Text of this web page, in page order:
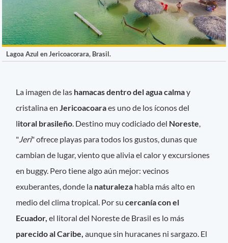
Lagoa Azul en Jericoacorara, Brasil.
La imagen de las hamacas dentro del agua calmay
cristalina en Jericoacoaraes uno de los íconos del
litoral brasileño . Destino muy codiciado del Noreste
" Jeri" ofrece playas para todos los gustos, dunas que
cambian de lugar, viento que alivia el calor y excursiones
en buggy. Pero tiene algo aún mejor: vecinos
exuberantes, donde la naturaleza habla más alto en
medio del clima tropical. Por sucercanía con el
Ecuador, el litoral del Noreste de Brasil es lo más
parecido al Caribe, aunque sin huracanes ni sargazo. El